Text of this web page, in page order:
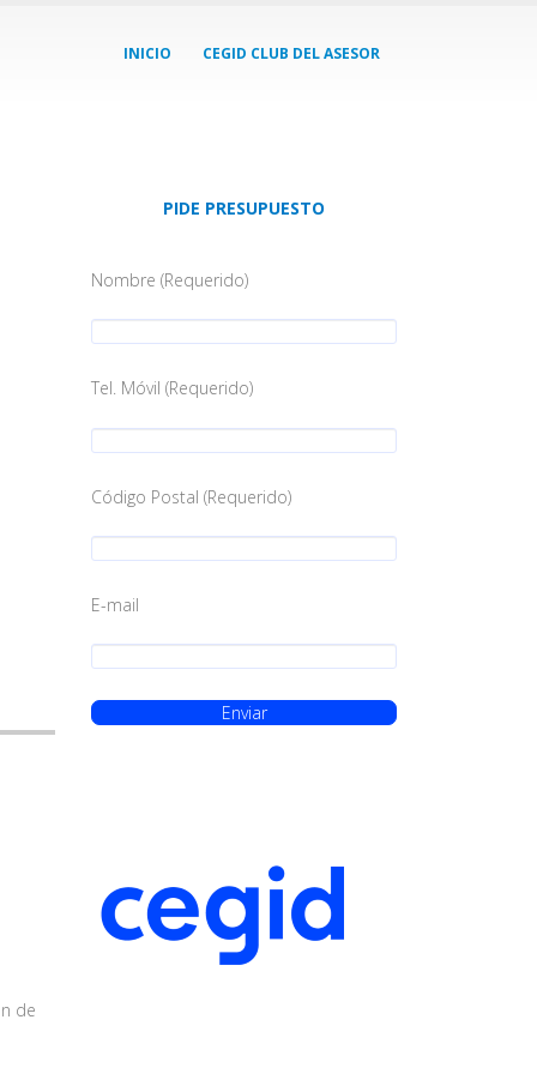
INICIO CEGID CLUB DEL ASESOR
de
PIDE PRESUPUESTO
Nombre (Requerido)
Tel. Móvil (Requerido)
Código Postal (Requerido)
E-mail